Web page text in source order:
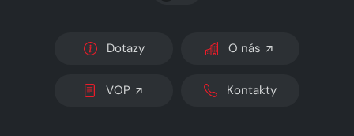
Dotazy O nás
VOP Kontakty